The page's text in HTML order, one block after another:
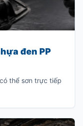
đen PP
thể sơn trực tiếp